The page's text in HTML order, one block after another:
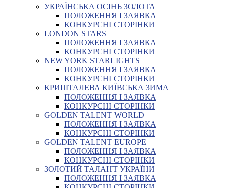
УКРАЇНСЬКА ОСІНЬ ЗОЛОТА
ПОЛОЖЕННЯ І ЗАЯВКА
КОНКУРСНІ СТОРІНКИ
LONDON STARS
ПОЛОЖЕННЯ І ЗАЯВКА
КОНКУРСНІ СТОРІНКИ
NEW YORK STARLIGHTS
ПОЛОЖЕННЯ І ЗАЯВКА
КОНКУРСНІ СТОРІНКИ
КРИШТАЛЕВА КИЇВСЬКА ЗИМА
ПОЛОЖЕННЯ І ЗАЯВКА
КОНКУРСНІ СТОРІНКИ
GOLDEN TALENT WORLD
ПОЛОЖЕННЯ І ЗАЯВКА
КОНКУРСНІ СТОРІНКИ
GOLDEN TALENT EUROPE
ПОЛОЖЕННЯ І ЗАЯВКА
КОНКУРСНІ СТОРІНКИ
ЗОЛОТИЙ ТАЛАНТ УКРАЇНИ
ПОЛОЖЕННЯ І ЗАЯВКА